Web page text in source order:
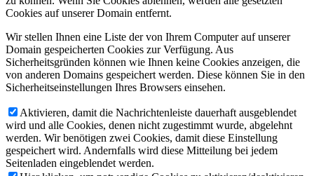
Cookies auf unserer Domain entfernt.
Wir stellen Ihnen eine Liste der von Ihrem Computer auf unserer
Domain gespeicherten Cookies zur Verfügung. Aus
Sicherheitsgründen können wie Ihnen keine Cookies anzeigen, die
von anderen Domains gespeichert werden. Diese können Sie in den
Sicherheitseinstellungen Ihres Browsers einsehen.
Aktivieren, damit die Nachrichtenleiste dauerhaft ausgeblendet
wird und alle Cookies, denen nicht zugestimmt wurde, abgelehnt
werden. Wir benötigen zwei Cookies, damit diese Einstellung
gespeichert wird. Andernfalls wird diese Mitteilung bei jedem
Seitenladen eingeblendet werden.